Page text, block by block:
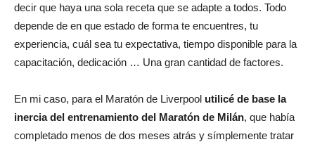
decir que haya una sola receta que se adapte a todos. Todo
depende de en que estado de forma te encuentres, tu
experiencia, cuál sea tu expectativa, tiempo disponible para la
capacitación, dedicación … Una gran cantidad de factores.
En mi caso, para el Maratón de Liverpool utilicé de base la
inercia del entrenamiento del Maratón de Milán, que había
completado menos de dos meses atrás y símplemente tratar